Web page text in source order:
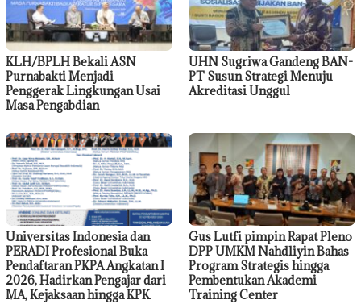
KLH/BPLH Bekali ASN
Purnabakti Menjadi
Penggerak Lingkungan Usai
Masa Pengabdian
UHN Sugriwa Gandeng BAN-
PT Susun Strategi Menuju
Akreditasi Unggul
Universitas Indonesia dan
PERADI Profesional Buka
Pendaftaran PKPA Angkatan I
2026, Hadirkan Pengajar dari
MA, Kejaksaan hingga KPK
Gus Lutfi pimpin Rapat Pleno
DPP UMKM Nahdliyin Bahas
Program Strategis hingga
Pembentukan Akademi
Training Center